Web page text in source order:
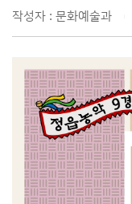
작성자 : 문화예술과